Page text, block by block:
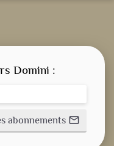
Domini :
abonnements mail_outline